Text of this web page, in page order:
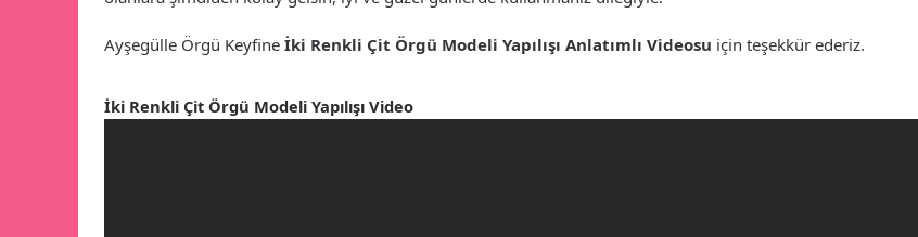
Ayşegülle Örgü Keyfine İki Renkli Çit Örgü Modeli Yapılışı Anlatımlı Videosu için teşekkür ederiz.
İki Renkli Çit Örgü Modeli Yapılışı Video